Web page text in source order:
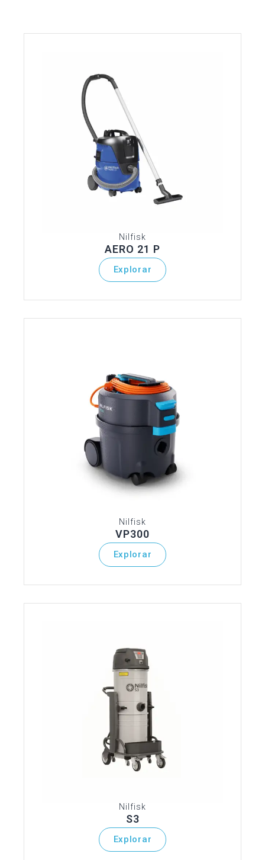
Nilfisk
AERO 21 P
Explorar
Nilfisk
VP300
Explorar
Nilfisk
S3
Explorar